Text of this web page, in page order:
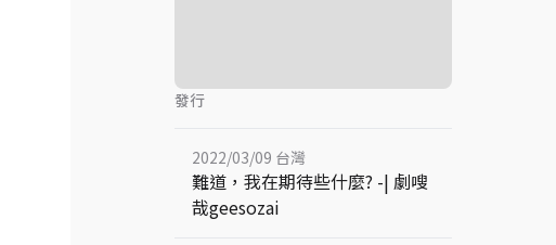
發行
2022/03/09 台灣
難道，我在期待些什麼? -| 劇嗖
哉geesozai